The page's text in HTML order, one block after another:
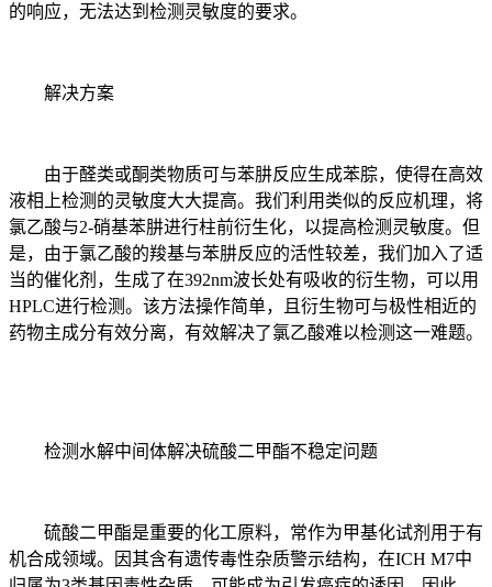
的响应，无法达到检测灵敏度的要求。
解决方案
由于醛类或酮类物质可与苯肼反应生成苯腙，使得在高效
液相上检测的灵敏度大大提高。我们利用类似的反应机理，将
氯乙酸与2-硝基苯肼进行柱前衍生化，以提高检测灵敏度。但
是，由于氯乙酸的羧基与苯肼反应的活性较差，我们加入了适
当的催化剂，生成了在392nm波长处有吸收的衍生物，可以用
HPLC进行检测。该方法操作简单，且衍生物可与极性相近的
药物主成分有效分离，有效解决了氯乙酸难以检测这一难题。
检测水解中间体解决硫酸二甲酯不稳定问题
硫酸二甲酯是重要的化工原料，常作为甲基化试剂用于有
机合成领域。因其含有遗传毒性杂质警示结构，在ICH M7中